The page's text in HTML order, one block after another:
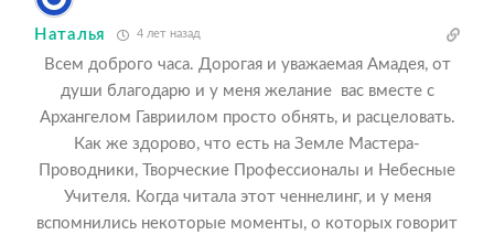
Наталья 4 лет назад
Всем доброго часа. Дорогая и уважаемая Амадея, от
души благодарю и у меня желание вас вместе с
Архангелом Гавриилом просто обнять, и расцеловать.
Как же здорово, что есть на Земле Мастера-
Проводники, Творческие Профессионалы и Небесные
Учителя. Когда читала этот ченнелинг, и у меня
вспомнились некоторые моменты, о которых говорит